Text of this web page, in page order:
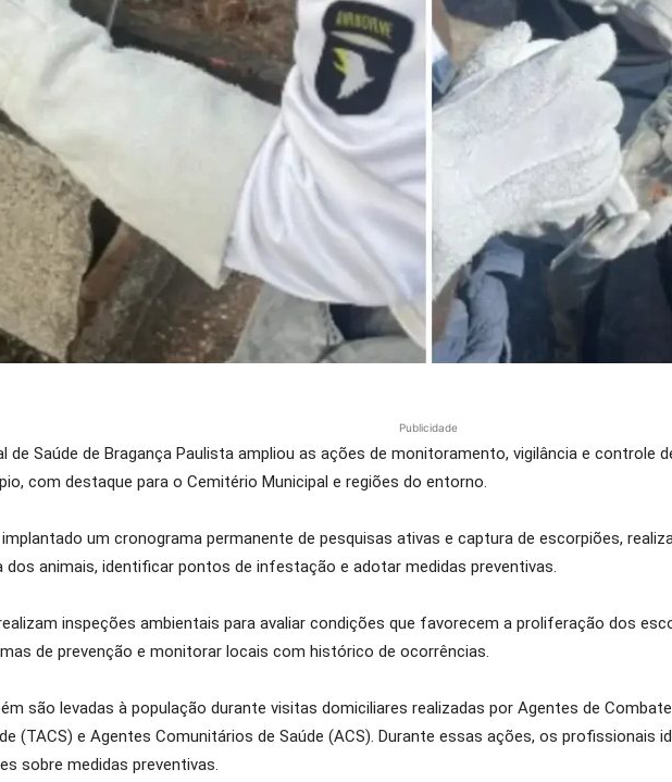
Publicidade
de Saúde de Bragança Paulista ampliou as ações de monitoramento, vigilância e controle
com destaque para o Cemitério Municipal e regiões do entorno.
um cronograma permanente de pesquisas ativas e captura de escorpiões,
dos animais, identificar pontos de infestação e adotar medidas preventivas.
inspeções ambientais para avaliar condições que favorecem a proliferação dos
de prevenção e monitorar locais com histórico de ocorrências.
são levadas à população durante visitas domiciliares realizadas por Agentes de
(TACS) e Agentes Comunitários de Saúde (ACS). Durante essas ações, os
sobre medidas preventivas.